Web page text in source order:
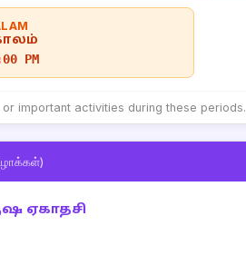
PM
important activities during these periods.
ஏகாதசி